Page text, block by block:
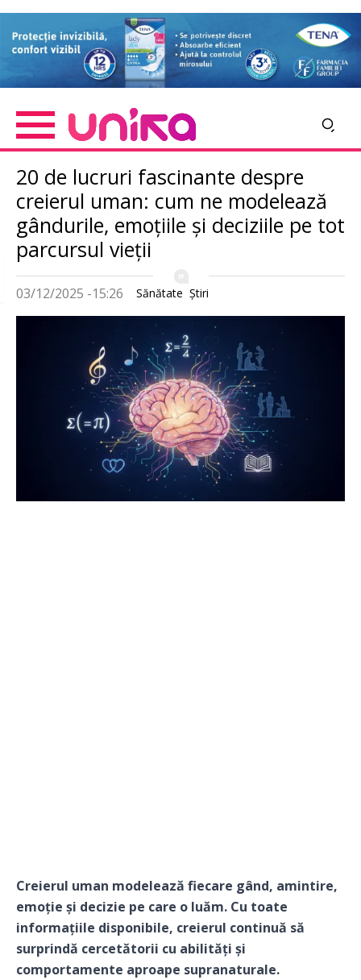
to
content
20 de lucruri fascinante despre
creierul uman: cum ne modelează
gândurile, emoțiile și deciziile pe tot
parcursul vieții
03/12/2025 -15:26 Sănătate Ştiri
Creierul uman modelează fiecare gând, amintire,
emoție și decizie pe care o luăm. Cu toate
informațiile disponibile, creierul continuă să
surprindă cercetătorii cu abilități și
comportamente aproape supranaturale.